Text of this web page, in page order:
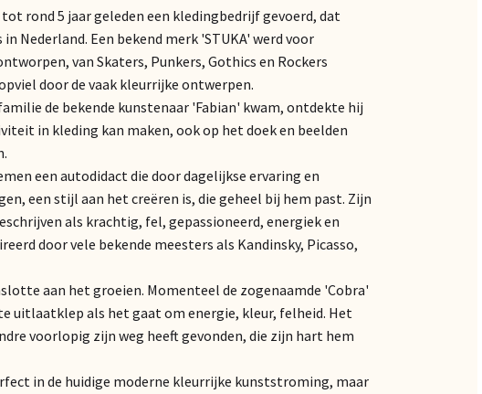
tot rond 5 jaar geleden een kledingbedrijf gevoerd, dat
Nederland. Een bekend merk 'STUKA' werd voor
van Skaters, Punkers, Gothics en Rockers
door de vaak kleurrijke ontwerpen.
de bekende kunstenaar 'Fabian' kwam, ontdekte hij
in kleding kan maken, ook op het doek en beelden
een autodidact die door dagelijkse ervaring en
een stijl aan het creëren is, die geheel bij hem past. Zijn
als krachtig, fel, gepassioneerd, energiek en
door vele bekende meesters als Kandinsky, Picasso,
aan het groeien. Momenteel de zogenaamde 'Cobra'
uitlaatklep als het gaat om energie, kleur, felheid. Het
voorlopig zijn weg heeft gevonden, die zijn hart hem
in de huidige moderne kleurrijke kunststroming, maar